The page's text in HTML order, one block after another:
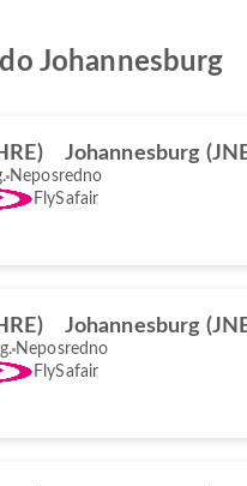
Johannesburg
Johannesburg
Neposredno
FlySafair
Johannesburg
Neposredno
FlySafair